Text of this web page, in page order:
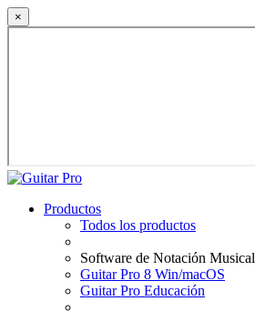
×
Productos
Todos los productos
Software de Notación Musical
Guitar Pro 8 Win/macOS
Guitar Pro Educación